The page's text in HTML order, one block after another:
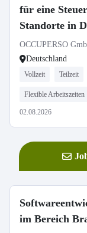
für eine
Standorte in
OCCUPERSO
Deutschland
Vollzeit Teilzeit
Flexible Arbeitszeiten
02.08.2026
im Bereich